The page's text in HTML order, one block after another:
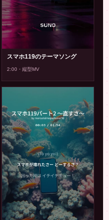
▶
スマホ119のテーマソング
2:00・縦型MV